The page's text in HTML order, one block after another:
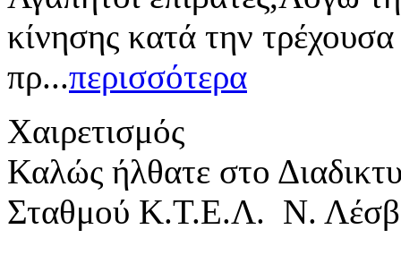
κίνησης κατά την
πρ...περισσότερα
Χαιρετισμός
Καλώς ήλθατε στο
Σταθμού Κ.Τ.Ε.Λ. Ν.